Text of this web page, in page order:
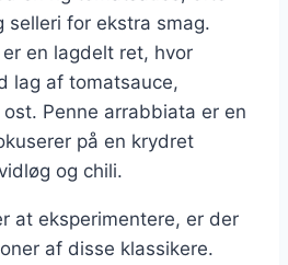
selleri for ekstra smag.
en lagdelt ret, hvor
lag af tomatsauce,
Penne arrabbiata er en
på en krydret
og chili.
at eksperimentere, er der
af disse klassikere.